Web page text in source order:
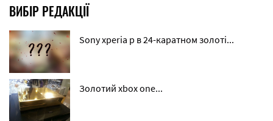
ВИБІР РЕДАКЦІЇ
Sony xperia p в 24-каратном золоті...
Золотий xbox one...